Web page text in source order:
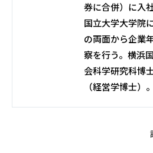
券に合併）に入
国立大学大学院
の両面から企業
察を行う。横浜
会科学研究科博
（経営学博士）。